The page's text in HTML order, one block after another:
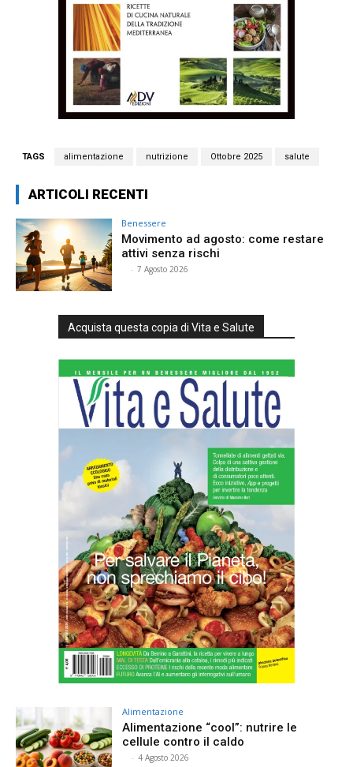
TAGS alimentazione nutrizione Ottobre 2025 salute
ARTICOLI RECENTI
Benessere
Movimento ad agosto: come restare
attivi senza rischi
- 7 Agosto 2026
Acquista questa copia di Vita e Salute
Alimentazione
Alimentazione “cool”: nutrire le
cellule contro il caldo
- 4 Agosto 2026